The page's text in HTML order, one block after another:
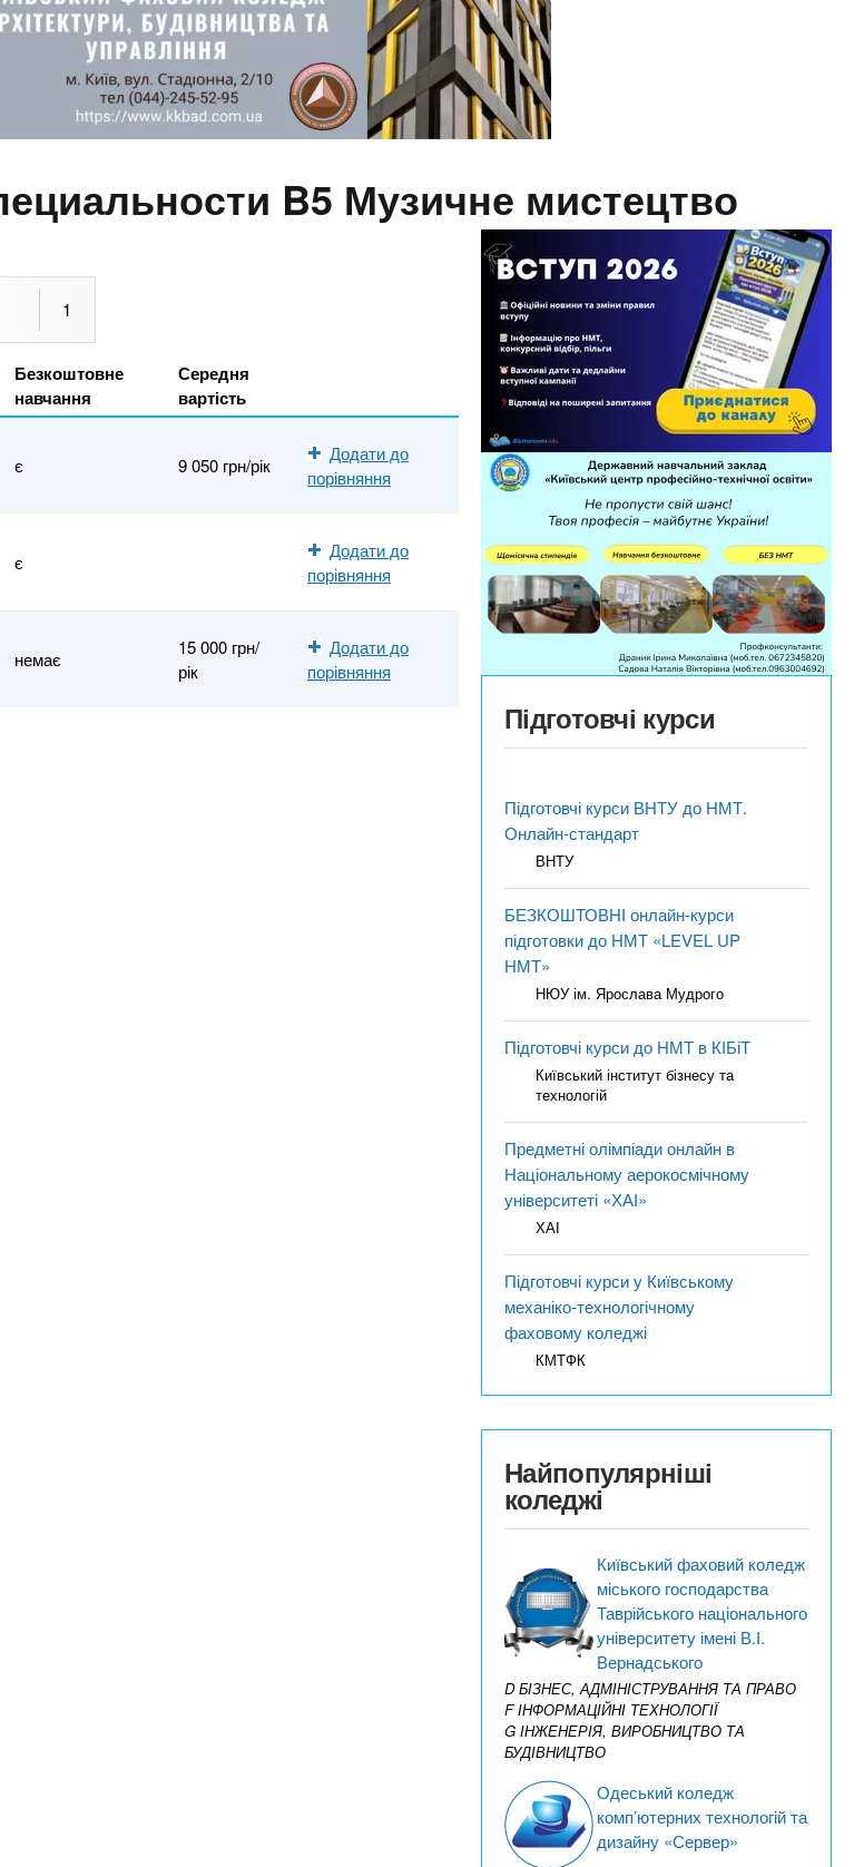
B5 Музичне мистецтво
1
Безкоштовне
навчання
Середня
вартість
є 9 050 грн/рік
Додати до
порівняння
є
Додати до
порівняння
немає
15 000 грн/
рік
Додати до
порівняння
Підготовчі курси
Підготовчі курси ВНТУ до НМТ.
Онлайн-стандарт
ВНТУ
БЕЗКОШТОВНІ онлайн-курси
підготовки до НМТ «LEVEL UP
НМТ»
НЮУ ім. Ярослава Мудрого
Підготовчі курси до НМТ в КІБіТ
Київський інститут бізнесу та
технологій
Предметні олімпіади онлайн в
Національному аерокосмічному
університеті «ХАІ»
ХАІ
Підготовчі курси у Київському
механіко-технологічному
фаховому коледжі
КМТФК
Найпопулярніші
коледжі
Київський фаховий коледж
міського господарства
Таврійського національного
університету імені В.І.
Вернадського
D БІЗНЕС, АДМІНІСТРУВАННЯ ТА ПРАВО
F ІНФОРМАЦІЙНІ ТЕХНОЛОГІЇ
G ІНЖЕНЕРІЯ, ВИРОБНИЦТВО ТА
БУДІВНИЦТВО
Одеський коледж
комп’ютерних технологій та
дизайну «Сервер»